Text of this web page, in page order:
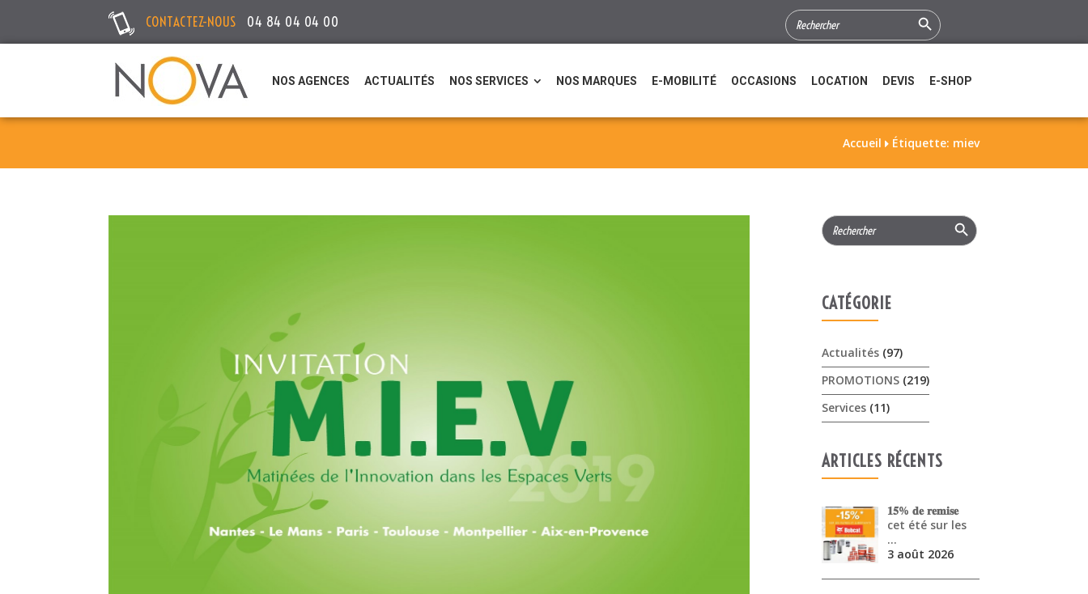
CONTACTEZ-NOUS 04 84 04 04 00
SEARCH
FOR:
Search Button
NOS AGENCES ACTUALITÉS NOS SERVICES NOS MARQUES E-MOBILITÉ OCCASIONS LOCATION DEVIS E-SHOP
Accueil  Étiquette: miev
Search
for:
Search Button
CATÉGORIE
Actualités (97)
PROMOTIONS (219)
Services (11)
ARTICLES RÉCENTS
𝟏𝟓% 𝐝𝐞 𝐫𝐞𝐦𝐢𝐬𝐞
cet été sur les
…
3 août 2026